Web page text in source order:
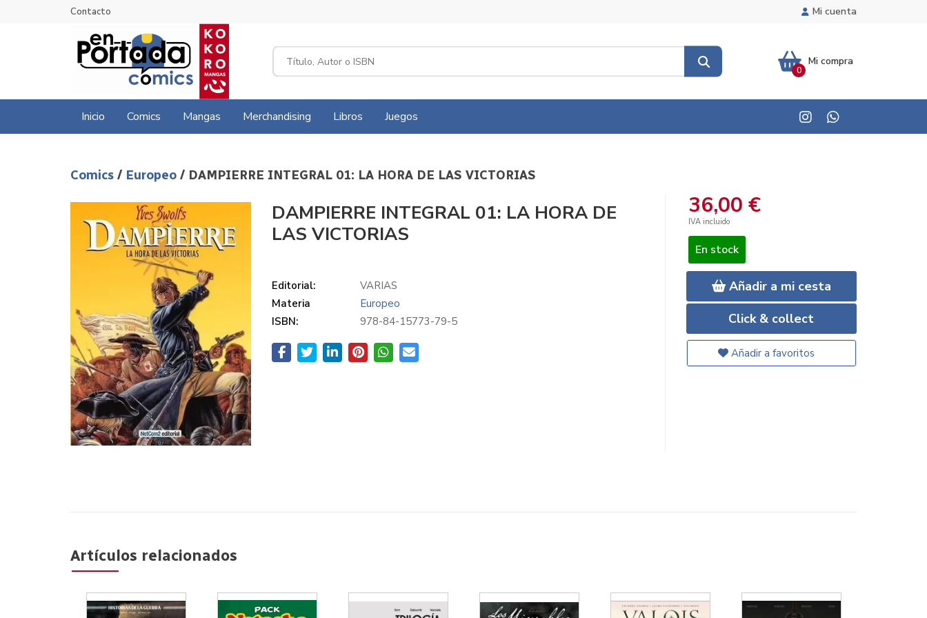
Mi cuenta
Contacto
Mi compra
0
Inicio Comics Mangas Merchandising Libros Juegos
Comics / Europeo / DAMPIERRE INTEGRAL 01: LA HORA DE LAS VICTORIAS
DAMPIERRE INTEGRAL 01: LA HORA DE
LAS VICTORIAS
Editorial:
VARIAS
Materia
Europeo
ISBN:
978-84-15773-79-5
36,00 €
IVA incluido
En stock
Añadir a mi cesta
Click & collect
Añadir a favoritos
Artículos relacionados